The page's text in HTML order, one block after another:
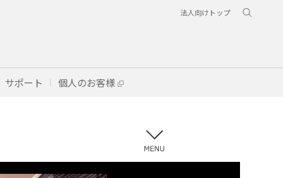
法人向けトップ
サポート 個人のお客様